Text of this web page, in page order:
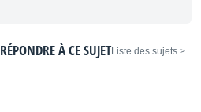
< Liste des sujets
RÉPONDRE À CE SUJET